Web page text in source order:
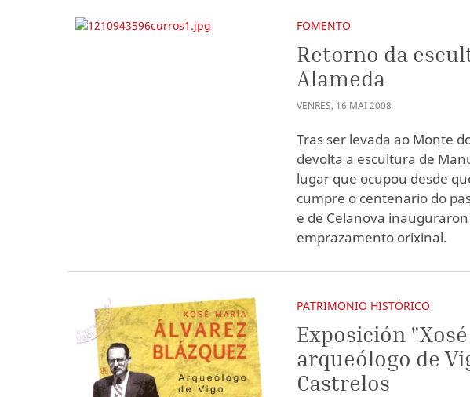
FOMENTO
Retorno da
Alameda
VENRES, 16 MAI2008
Tras ser levada ao Monte
devolta a escultura de
lugar que ocupou desde
cumpre o centenario do
e de Celanova
emprazamento orixinal.
PATRIMONIO HISTÓRICO
Exposición
arqueólogo de
Castrelos